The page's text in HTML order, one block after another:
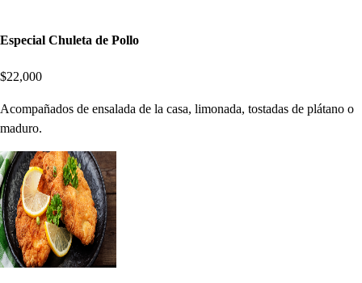
Especial Chuleta de Pollo
$22,000
Acompañados de ensalada de la casa, limonada, tostadas de plátano o
maduro.